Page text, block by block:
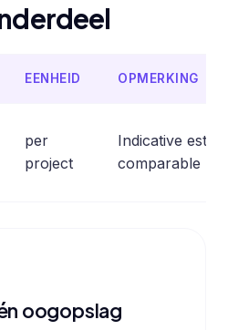
EENHEID OPMERKING
per
project
Indicative
comparable
oogopslag